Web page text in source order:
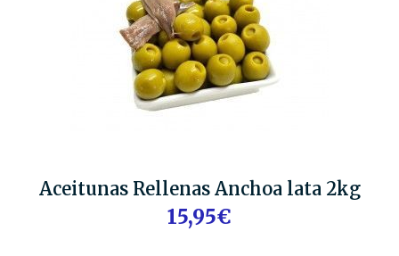
Aceitunas Rellenas Anchoa lata 2kg
15,95€